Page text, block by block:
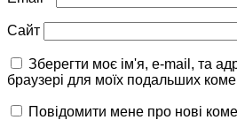
Сайт
Зберегти моє ім'я, e-mail, та
браузері для моїх подальших
Повідомити мене про нові